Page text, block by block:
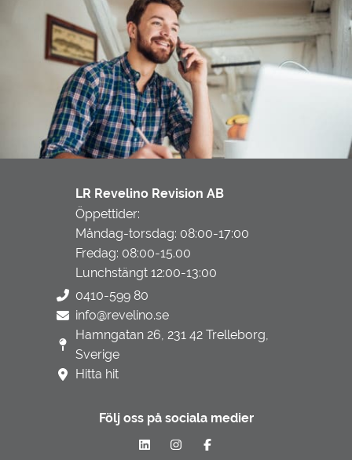
LR Revelino Revision AB
Öppettider:
Måndag-torsdag: 08:00-17:00
Fredag: 08:00-15.00
Lunchstängt 12:00-13:00
0410-599 80
info@revelino.se
Hamngatan 26, 231 42 Trelleborg,
Sverige
Hitta hit
Följ oss på sociala medier